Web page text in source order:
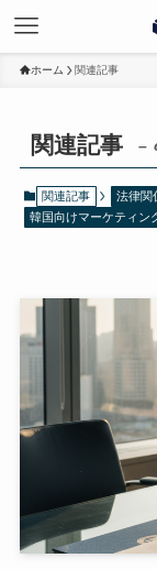
ホーム 関連記事
関連記事 –
関連記事 法律関
韓国向けマーケティン